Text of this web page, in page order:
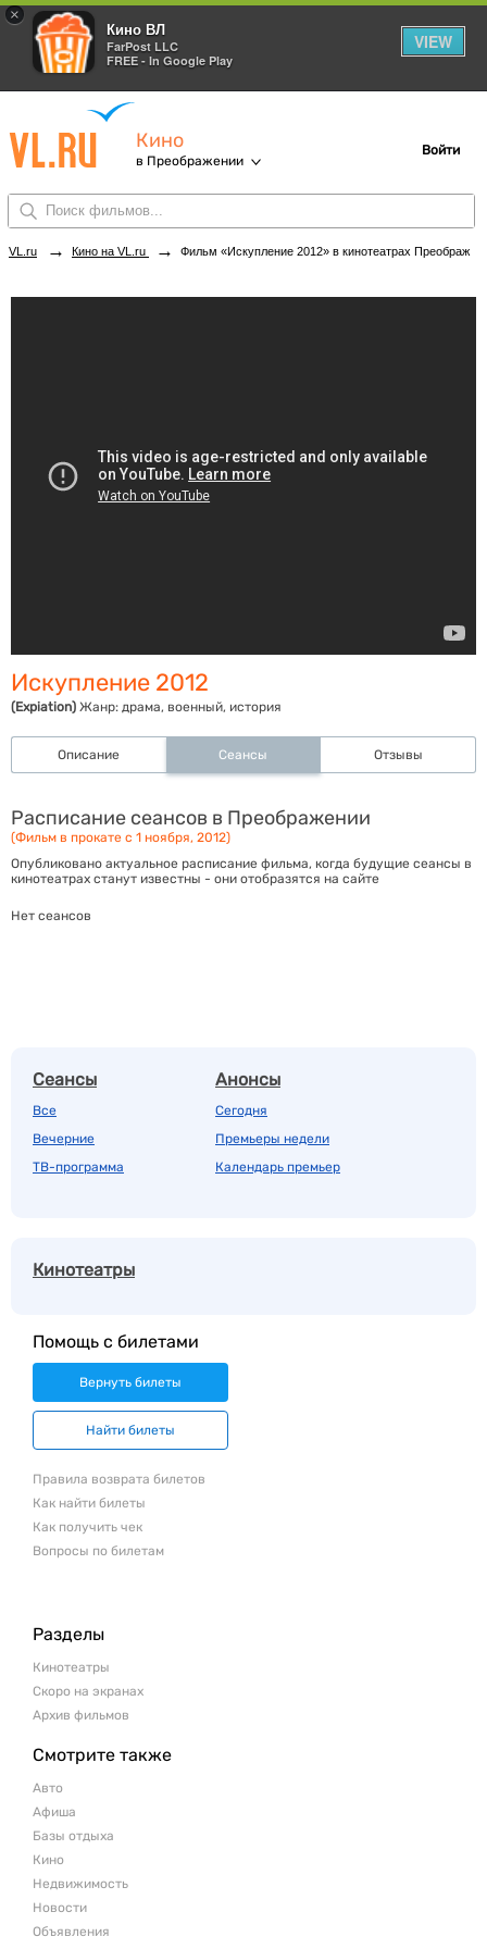
×
Кино ВЛ
FarPost LLC
FREE - In Google Play
VIEW
Кино
в Преображении
Войти
VL.ru → Кино на VL.ru → Фильм «Искупление 2012» в кинотеатрах Преображения. Купить билеты!
Искупление 2012
(Expiation) Жанр: драма, военный, история
Описание Сеансы Отзывы
Расписание сеансов в Преображении
(Фильм в прокате с 1 ноября, 2012)
Опубликовано актуальное расписание фильма, когда будущие сеансы в
кинотеатрах станут известны - они отобразятся на сайте
Нет сеансов
Сеансы
Все
Вечерние
ТВ-программа
Анонсы
Сегодня
Премьеры недели
Календарь премьер
Кинотеатры
Помощь с билетами
Вернуть билеты
Найти билеты
Правила возврата билетов
Как найти билеты
Как получить чек
Вопросы по билетам
Разделы
Кинотеатры
Скоро на экранах
Архив фильмов
Смотрите также
Авто
Афиша
Базы отдыха
Кино
Недвижимость
Новости
Объявления